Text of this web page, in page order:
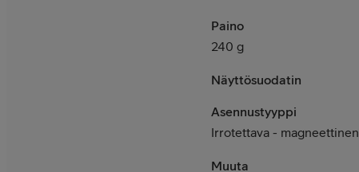
Paino
240 g
Näyttösuodatin
Asennustyyppi
Irrotettava - magneettinen
Muuta